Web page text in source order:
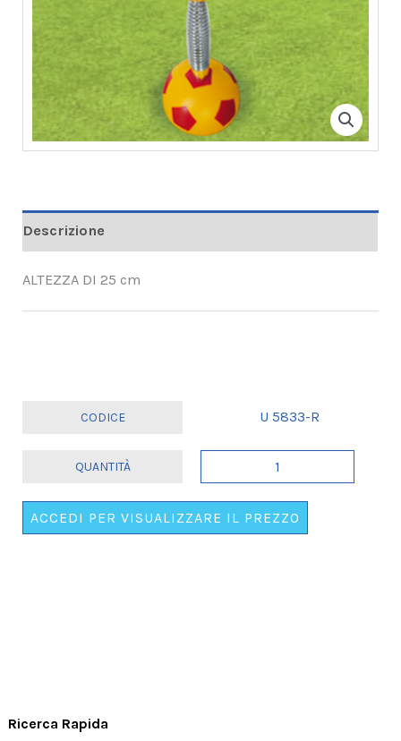
Ricerca Rapida
Descrizione
ALTEZZA DI 25 cm
U 5833-R
CLOCK"
ACCEDI PER VISUALIZZARE IL PREZZO